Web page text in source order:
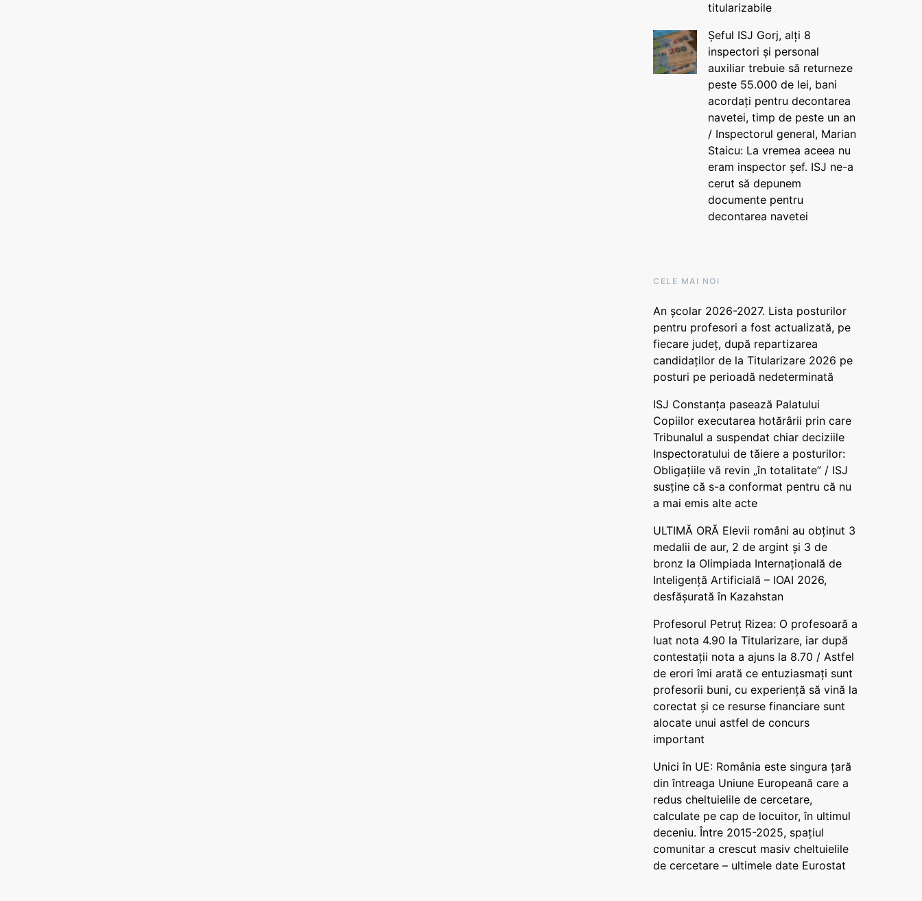
titularizabile
Șeful ISJ Gorj, alți 8
inspectori și personal
auxiliar trebuie să returneze
peste 55.000 de lei, bani
acordați pentru decontarea
navetei, timp de peste un an
/ Inspectorul general, Marian
Staicu: La vremea aceea nu
eram inspector șef. ISJ ne-a
cerut să depunem
documente pentru
decontarea navetei
CELE MAI NOI
An școlar 2026-2027. Lista posturilor
pentru profesori a fost actualizată, pe
fiecare județ, după repartizarea
candidaților de la Titularizare 2026 pe
posturi pe perioadă nedeterminată
ISJ Constanța pasează Palatului
Copiilor executarea hotărârii prin care
Tribunalul a suspendat chiar deciziile
Inspectoratului de tăiere a posturilor:
Obligațiile vă revin „în totalitate” / ISJ
susține că s-a conformat pentru că nu
a mai emis alte acte
ULTIMĂ ORĂ Elevii români au obținut 3
medalii de aur, 2 de argint și 3 de
bronz la Olimpiada Internațională de
Inteligență Artificială – IOAI 2026,
desfășurată în Kazahstan
Profesorul Petruț Rizea: O profesoară a
luat nota 4.90 la Titularizare, iar după
contestații nota a ajuns la 8.70 / Astfel
de erori îmi arată ce entuziasmați sunt
profesorii buni, cu experiență să vină la
corectat și ce resurse financiare sunt
alocate unui astfel de concurs
important
Unici în UE: România este singura țară
din întreaga Uniune Europeană care a
redus cheltuielile de cercetare,
calculate pe cap de locuitor, în ultimul
deceniu. Între 2015-2025, spațiul
comunitar a crescut masiv cheltuielile
de cercetare – ultimele date Eurostat